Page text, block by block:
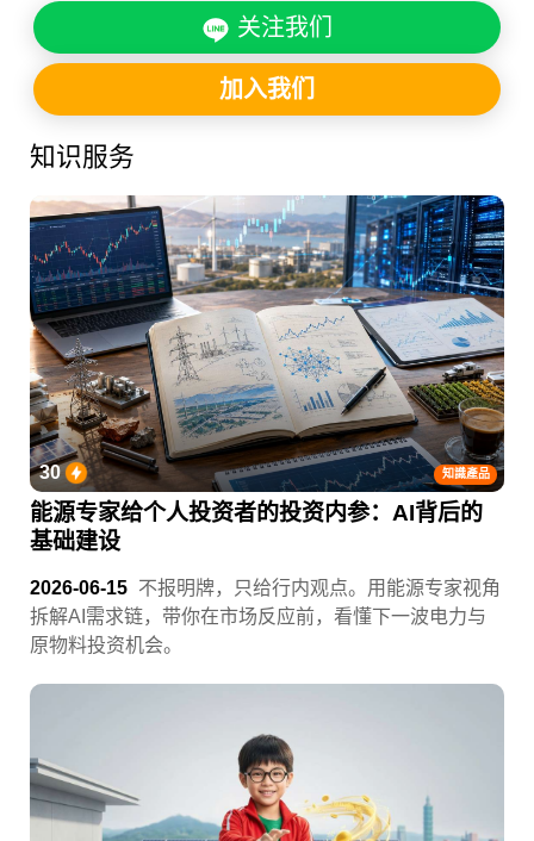
关注我们
加入我们
知识服务
知識產品
30
能源专家给个人投资者的投资内参：AI背后的
基础建设
2026-06-15 不报明牌，只给行内观点。用能源专家视角
拆解AI需求链，带你在市场反应前，看懂下一波电力与
原物料投资机会。